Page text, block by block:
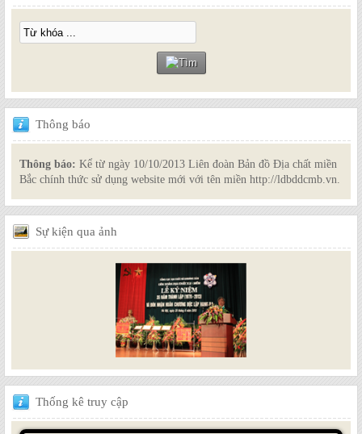
Thông báo
Thông báo: Kể từ ngày 10/10/2013 Liên đoàn Bản đồ Địa chất miền
Bắc chính thức sử dụng website mới với tên miền http://ldbddcmb.vn.
Sựkiện qua ảnh
Thống kê truy cập